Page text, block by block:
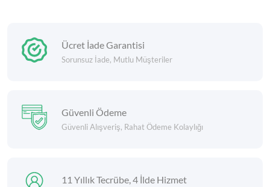
Ücret İade Garantisi
Sorunsuz İade, Mutlu Müşteriler
Güvenli Ödeme
Güvenli Alışveriş, Rahat Ödeme Kolaylığı
11 Yıllık Tecrübe, 4 İlde Hizmet